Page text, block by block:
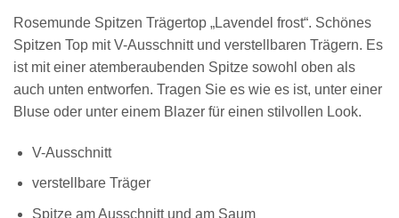
Rosemunde Spitzen Trägertop „Lavendel frost“. Schönes
Spitzen Top mit V-Ausschnitt und verstellbaren Trägern. Es
ist mit einer atemberaubenden Spitze sowohl oben als
auch unten entworfen. Tragen Sie es wie es ist, unter einer
Bluse oder unter einem Blazer für einen stilvollen Look.
V-Ausschnitt
verstellbare Träger
Spitze am Ausschnitt und am Saum